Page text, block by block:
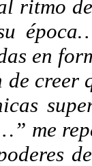
ritmo
en
me